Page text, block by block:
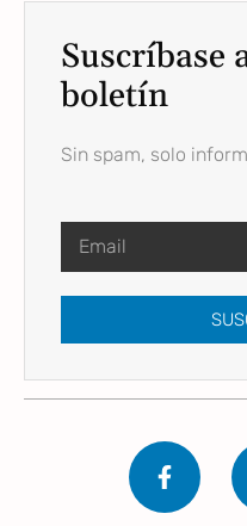
Suscríbase
boletín
Sin spam, solo